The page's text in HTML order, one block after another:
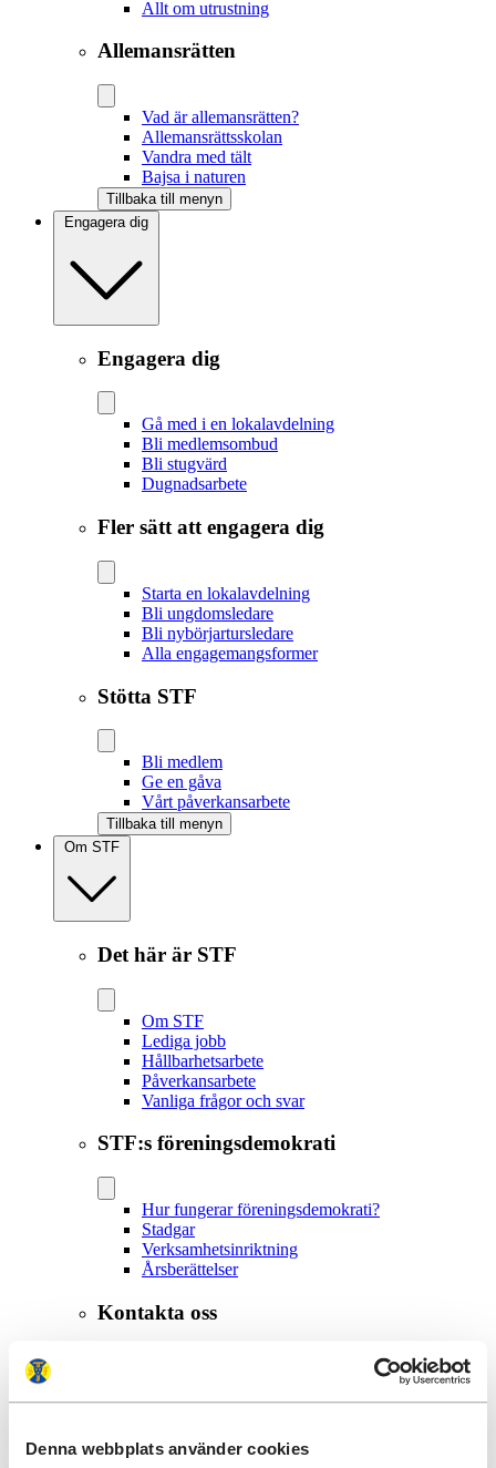
Denna webbplats använder cookies
Allt om utrustning
Allemansrätten
Vad är allemansrätten?
Allemansrättsskolan
Vandra med tält
Bajsa i naturen
Tillbaka till menyn
Engagera dig
Engagera dig
Gå med i en lokalavdelning
Bli medlemsombud
Bli stugvärd
Dugnadsarbete
Fler sätt att engagera dig
Starta en lokalavdelning
Bli ungdomsledare
Bli nybörjartursledare
Alla engagemangsformer
Stötta STF
Bli medlem
Ge en gåva
Vårt påverkansarbete
Tillbaka till menyn
Om STF
Det här är STF
Om STF
Lediga jobb
Hållbarhetsarbete
Påverkansarbete
Vanliga frågor och svar
STF:s föreningsdemokrati
Hur fungerar föreningsdemokrati?
Stadgar
Verksamhetsinriktning
Årsberättelser
Kontakta oss
Medlemsservice och bokning
Anslutna boenden
Press